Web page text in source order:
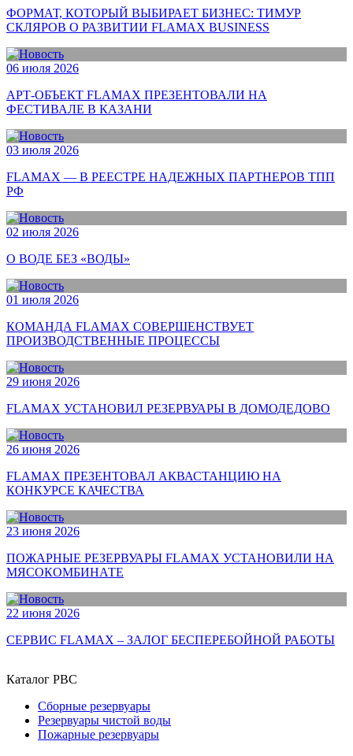
ФОРМАТ, КОТОРЫЙ ВЫБИРАЕТ БИЗНЕС: ТИМУР
СКЛЯРОВ О РАЗВИТИИ FLAMAX BUSINESS
06 июля 2026
АРТ-ОБЪЕКТ FLAMAX ПРЕЗЕНТОВАЛИ НА
ФЕСТИВАЛЕ В КАЗАНИ
03 июля 2026
FLAMAX — В РЕЕСТРЕ НАДЕЖНЫХ ПАРТНЕРОВ ТПП
РФ
02 июля 2026
О ВОДЕ БЕЗ «ВОДЫ»
01 июля 2026
КОМАНДА FLAMAX СОВЕРШЕНСТВУЕТ
ПРОИЗВОДСТВЕННЫЕ ПРОЦЕССЫ
29 июня 2026
FLAMAX УСТАНОВИЛ РЕЗЕРВУАРЫ В ДОМОДЕДОВО
26 июня 2026
FLAMAX ПРЕЗЕНТОВАЛ АКВАСТАНЦИЮ НА
КОНКУРСЕ КАЧЕСТВА
23 июня 2026
ПОЖАРНЫЕ РЕЗЕРВУАРЫ FLAMAX УСТАНОВИЛИ НА
МЯСОКОМБИНАТЕ
22 июня 2026
СЕРВИС FLAMAX – ЗАЛОГ БЕСПЕРЕБОЙНОЙ РАБОТЫ
Каталог РВС
Сборные резервуары
Резервуары чистой воды
Пожарные резервуары